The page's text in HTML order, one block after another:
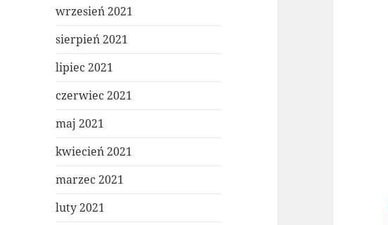
wrzesień 2021
sierpień 2021
lipiec 2021
czerwiec 2021
maj 2021
kwiecień 2021
marzec 2021
luty 2021